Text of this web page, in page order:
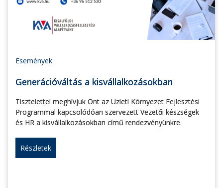
Események
Generációváltás a kisvállalkozásokban
Tisztelettel meghívjuk Önt az Üzleti Környezet Fejlesztési
Programmal kapcsolódóan szervezett Vezetői készségek
és HR a kisvállalkozásokban című rendezvényünkre.
Részletek